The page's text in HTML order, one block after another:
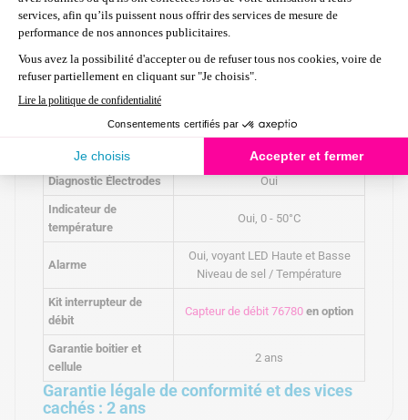
Détecteur de débit
Installation verticale recommandée
plus haut de l'installation, et tuyaux
vers le bas
Diagnostic Électrodes Oui
Indicateur de
température
Oui, 0 - 50°C
Alarme
Oui, voyant LED Haute et Basse
Niveau de sel / Température
Kit interrupteur de
débit
Capteur de débit 76780 en option
Garantie boitier et
cellule
2 ans
Garantie légale de conformité et des vices
cachés : 2 ans